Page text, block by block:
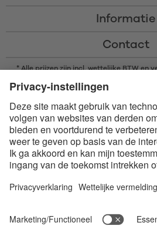
Informatie
Contact
* Alle prijzen zijn incl. wettelijke BTW en
rembourskosten, indien niet
handelsmerken van Bluetooth SIG, Inc.
merken door Satisfyer GmbH
Apple, het Apple logo en Apple Watch zijn
Google Play en het Google Play-logo zijn